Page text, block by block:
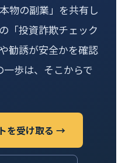
物の副業」を共有し
「投資詐欺チェック
勧誘が安全かを確認
一歩は、そこからで
を受け取る →